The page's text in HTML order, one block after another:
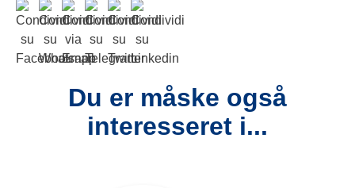
Du er måske også
interesseret i...